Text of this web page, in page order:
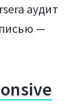
аудит
—